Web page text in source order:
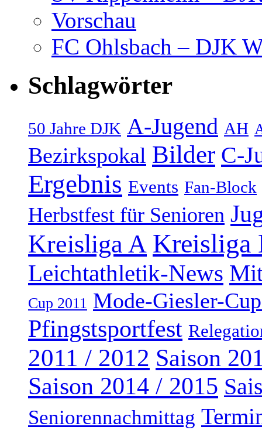
Vorschau
FC Ohlsbach – DJK
Schlagwörter
50 Jahre DJK A-Jugend AH
Bezirkspokal Bilder C-
Ergebnis Events Fan-Block
Herbstfest für Senioren
Kreisliga A Kreisliga
Leichtathletik-News
Cup 2011 Mode-Giesler-
Pfingstsportfest
2011 / 2012 Saison
Saison 2014 / 2015
Seniorennachmittag